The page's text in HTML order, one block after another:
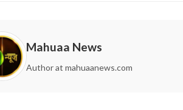
Mahuaa News
Author at mahuaanews.com